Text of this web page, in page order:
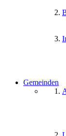
Gemeinden